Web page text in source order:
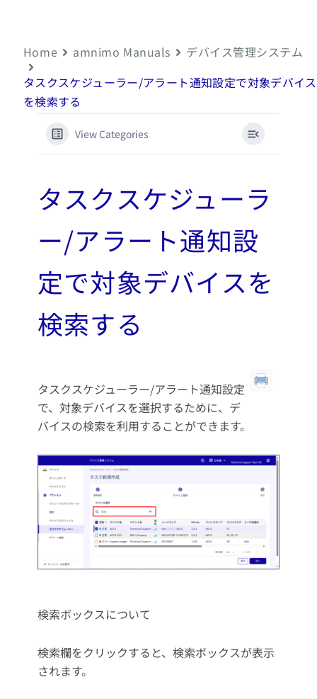
Home amnimo Manuals
デバイス管理システム
タスクスケジューラー/アラート通知設定で対象デバイス
を検索する
View Categories
タスクスケジューラ
ー/アラート通知設
定で対象デバイスを
検索する
タスクスケジューラー/アラート通知設定
で、対象デバイスを選択するために、デ
バイスの検索を利用することができます。
検索ボックスについて
検索欄をクリックすると、検索ボックスが表示
されます。